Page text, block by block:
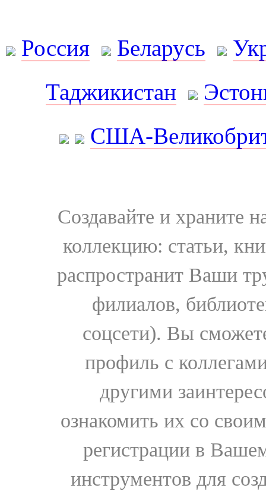
Россия Беларусь
Таджикистан
США-
Создавайте и храните
коллекцию: статьи,
распространит Ваши
филиалов,
соцсети). Вы
профиль с
другими
ознакомить их со
регистрации в
инструментов для